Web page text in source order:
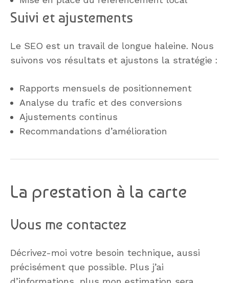
Suivi et ajustements
Le SEO est un travail de longue haleine. Nous
suivons vos résultats et ajustons la stratégie :
Rapports mensuels de positionnement
Analyse du trafic et des conversions
Ajustements continus
Recommandations d’amélioration
La prestation à la carte
Vous me contactez
Décrivez-moi votre besoin technique, aussi
précisément que possible. Plus j’ai